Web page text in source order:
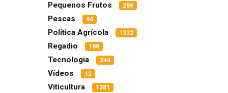
Pequenos Frutos 286
Pescas 94
Política Agrícola 1332
Regadio 188
Tecnologia 244
Vídeos 12
Viticultura 1381